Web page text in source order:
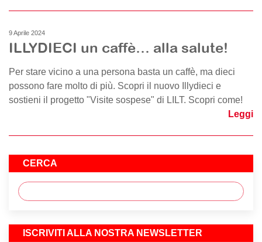
9 Aprile 2024
ILLYDIECI un caffè… alla salute!
Per stare vicino a una persona basta un caffè, ma dieci
possono fare molto di più. Scopri il nuovo Illydieci e
sostieni il progetto "Visite sospese" di LILT. Scopri come!
Leggi
CERCA
ISCRIVITI ALLA NOSTRA NEWSLETTER